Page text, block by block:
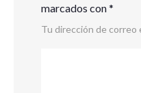
marcados con*
Tu dirección de correo